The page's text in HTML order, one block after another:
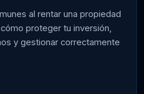
al rentar una propiedad
proteger tu inversión,
y gestionar correctamente